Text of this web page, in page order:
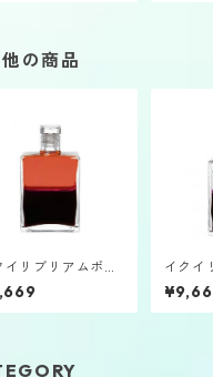
の商品
イリブリアムボト
「大天使ラグエ
イクイ
ル
トロン